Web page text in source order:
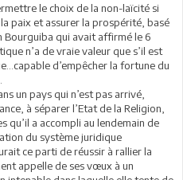
le choix de la non-laïcité si
paix et assurer la prospérité, basé
Bourguiba qui avait affirmé le 6
n’a de vraie valeur que s’il est
d’empêcher la fortune du
un pays qui n’est pas arrivé,
à séparer l’Etat de la Religion,
qu’il a accompli au lendemain de
du système juridique
ce parti de réussir à rallier la
appelle de ses vœux à un